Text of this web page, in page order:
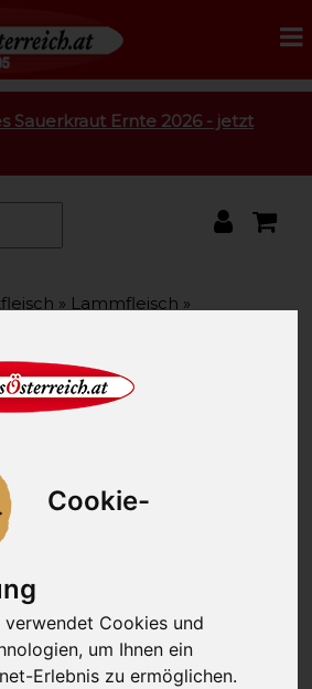
Cookie-
verwendet Cookies und
um Ihnen ein
Erlebnis zu ermöglichen.
Sauerkraut Ernte 2026 - jetzt
Lammfleisch
gewürzt ca. 1,0 kg
Rollbraten
1,0 kg
SAO2018